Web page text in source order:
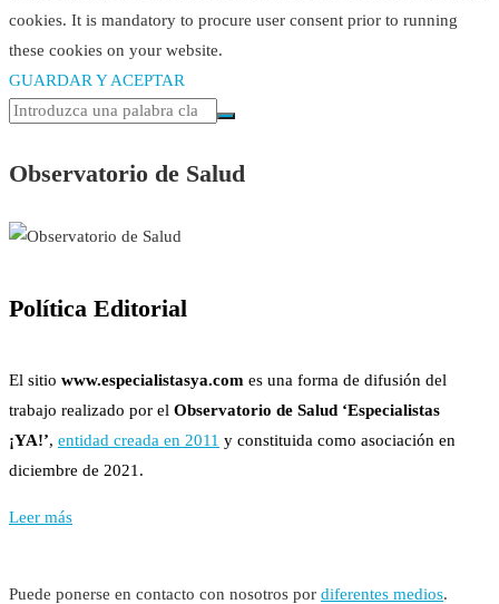
cookies. It is mandatory to procure user consent prior to running
these cookies on your website.
GUARDAR Y ACEPTAR
Observatorio de Salud
Política Editorial
El sitio www.especialistasya.com es una forma de difusión del
trabajo realizado por el Observatorio de Salud ‘Especialistas
¡YA!’, entidad creada en 2011 y constituida como asociación en
diciembre de 2021.
Leer más
Puede ponerse en contacto con nosotros por diferentes medios.